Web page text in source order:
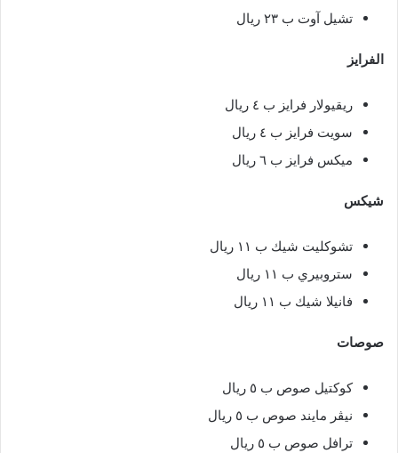
تشيل آوت ب ٢٣ ريال
الفرايز
ريقيولار فرايز ب ٤ ريال
سويت فرايز ب ٤ ريال
ميكس فرايز ب ٦ ريال
شيكس
تشوكليت شيك ب ١١ ريال
ستروبيري ب ١١ ريال
فانيلا شيك ب ١١ ريال
صوصات
كوكتيل صوص ب ٥ ريال
نيڤر مايند صوص ب ٥ ريال
ترافل صوص ب ٥ ريال